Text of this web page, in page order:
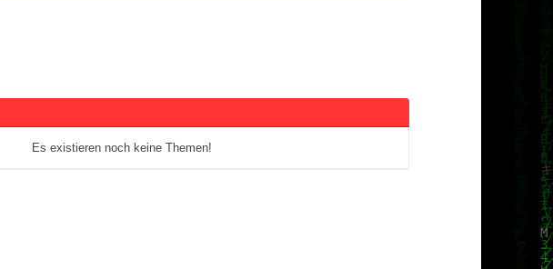
Es existieren noch keine Themen!